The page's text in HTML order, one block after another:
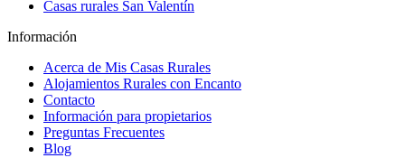
Casas rurales San Valentín
Información
Acerca de Mis Casas Rurales
Alojamientos Rurales con Encanto
Contacto
Información para propietarios
Preguntas Frecuentes
Blog